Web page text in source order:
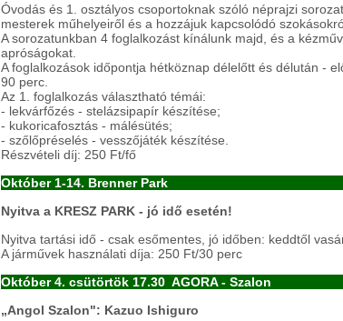
Óvodás és 1. osztályos csoportoknak szóló néprajzi
mesterek műhelyeiről és a hozzájuk kapcsolódó
A sorozatunkban 4 foglalkozást kínálunk majd, és a
apróságokat.
A foglalkozások időpontja hétköznap délelőtt és délután -
90 perc.
Az 1. foglalkozás választható témái:
- lekvárfőzés - stelázsipapír készítése;
- kukoricafosztás - málésütés;
- szőlőpréselés - vesszőjáték készítése.
Részvételi díj: 250 Ft/fő
Október 1-14. Brenner Park
Nyitva a KRESZ PARK - jó idő esetén!
Nyitva tartási idő - csak esőmentes, jó időben: keddtől
A járművek használati díja: 250 Ft/30 perc
Október 4. csütörtök 17.30 AGORA - Szalon
„Angol Szalon": Kazuo Ishiguro